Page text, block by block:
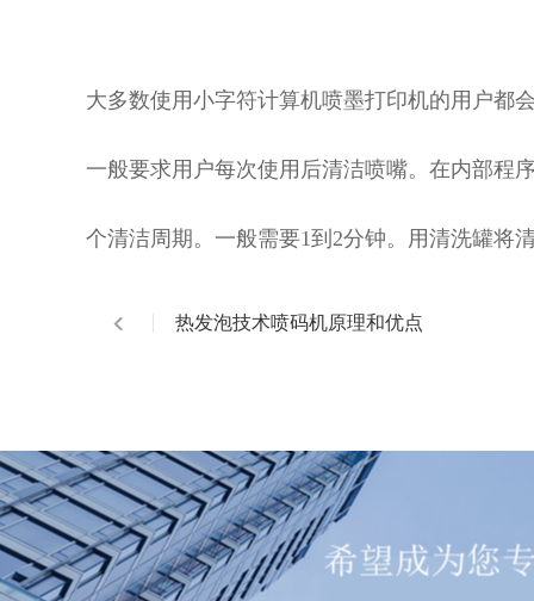
大多数使用小字符计算机喷墨打印机的用户都
一般要求用户每次使用后清洁喷嘴。在内部程
个清洁周期。一般需要1到2分钟。用清洗罐将
热发泡技术喷码机原理和优点